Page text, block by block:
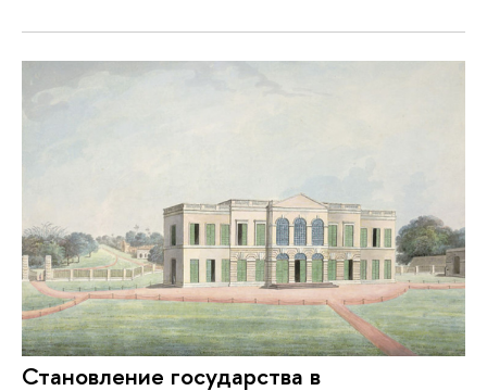
Становление государства в